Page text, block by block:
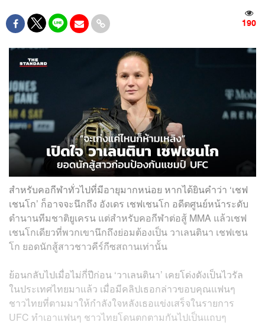
190
สำหรับคอกีฬาทั่วไปที่มีอายุมากหน่อย หากได้ยินคำว่า ‘เชฟ
เชนโก’ ก็อาจจะนึกถึง อังเดร เชฟเชนโก อดีตศูนย์หน้าระดับ
ตำนานทีมชาติยูเครน แต่สำหรับคอกีฬาต่อสู้ MMA แล้วเชฟ
เชนโกเดียวที่พวกเขานึกถึงย่อมต้องเป็น วาเลนตินา เชฟเชน
โก ยอดนักสู้สาวชาวคีร์กีซสถานเท่านั้น
ย้อนกลับไปเมื่อไม่กี่ปีก่อน ‘วาเลนตินา’ เคยโด่งดังเป็นไวรัล
ในประเทศไทยมาแล้ว เมื่อมีคลิปเธอกล่าวขอบคุณแฟนๆ
ชาวไทยที่ตามมาให้กำลังใจหลังเธอแข่งเสร็จในรายการ
UFC ทำเอาแฟนๆ ชาวไทยโดนตกตามกันไปเป็นแถบๆ